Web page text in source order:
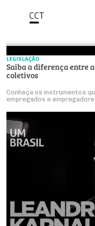
LEGISLAÇÃO
Saiba a diferença entre
coletivos
Conheça os instrumentos
empregados e